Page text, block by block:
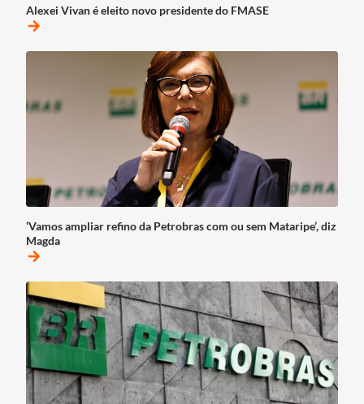
Alexei Vivan é eleito novo presidente do FMASE
arrow_forward
‘Vamos ampliar refino da Petrobras com ou sem Mataripe’, diz
Magda
arrow_forward